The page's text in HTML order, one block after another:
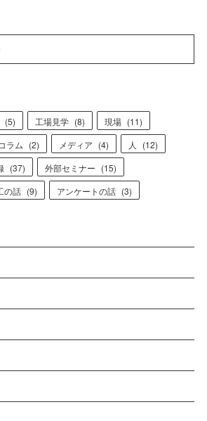
(5) 工場見学 (8) 現場 (11)
ラム (2) メディア (4) 人 (12)
(37) 外部セミナー (15)
の話 (9) アンケートの話 (3)